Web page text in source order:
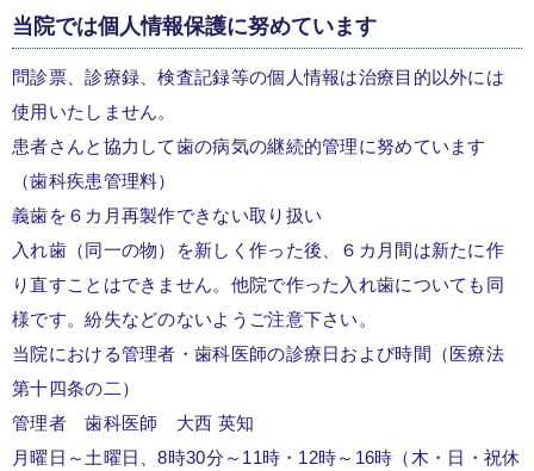
当院では個人情報保護に努めています
問診票、診療録、検査記録等の個人情報は治療目的以外には
使用いたしません。
患者さんと協力して歯の病気の継続的管理に努めています
（歯科疾患管理料）
義歯を６カ月再製作できない取り扱い
入れ歯（同一の物）を新しく作った後、６カ月間は新たに作
り直すことはできません。他院で作った入れ歯についても同
様です。紛失などのないようご注意下さい。
当院における管理者・歯科医師の診療日および時間（医療法
第十四条の二）
管理者 歯科医師 大西 英知
月曜日～土曜日、8時30分～11時・12時～16時（木・日・祝休